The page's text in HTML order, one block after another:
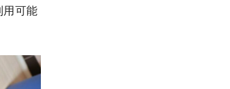
用可能